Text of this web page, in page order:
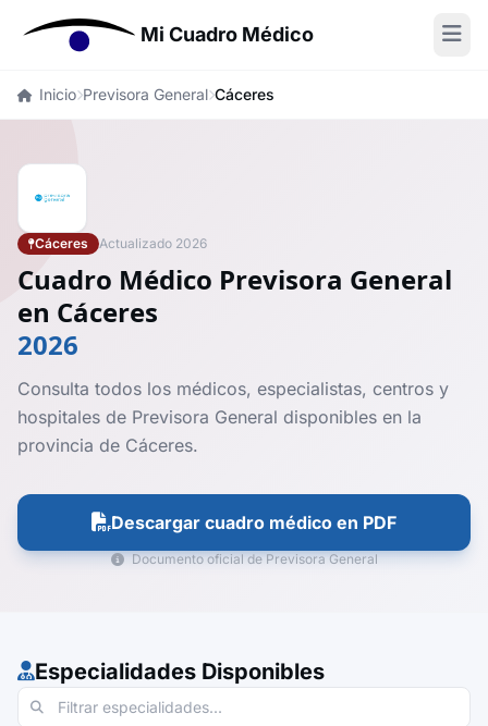
Mi Cuadro Médico
Inicio Previsora General Cáceres
Cáceres Actualizado 2026
Cuadro Médico Previsora General
en Cáceres
2026
Consulta todos los médicos, especialistas, centros y
hospitales de Previsora General disponibles en la
provincia de Cáceres.
Descargar cuadro médico en PDF
Documento oficial de Previsora General
Especialidades Disponibles